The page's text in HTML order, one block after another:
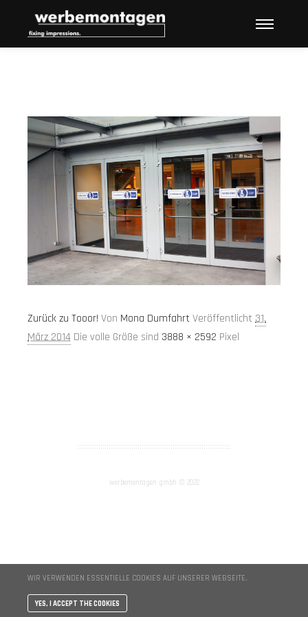
Zurück zu Tooor! Von Mona DumfahrtVeröffentlicht31.
März 2014 Die volle Größe sind 3888 × 2592 Pixel
::::::::::::::::::::::::::::::::::::::::::::::::::::::::::::::::::::::::::
werbemontagen gmbh © 2022
WIR VERWENDEN ESSENTIELLE COOKIES AUF UNSERER WEBSEITE.
YES, I ACCEPT THE COOKIES